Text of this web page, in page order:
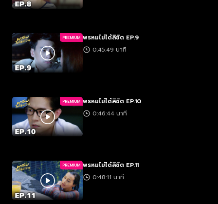
PREMIUM พรหมไม่ได้ลิขิต EP.9
0:45:49 นาที
PREMIUM พรหมไม่ได้ลิขิต EP.10
0:46:44 นาที
PREMIUM พรหมไม่ได้ลิขิต EP.11
0:48:11 นาที